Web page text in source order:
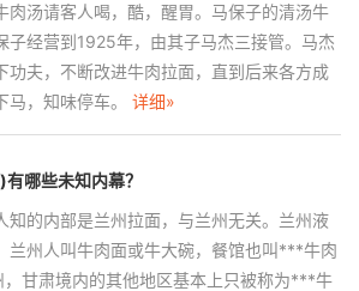
肉汤请客人喝，酷，醒胃。马保子的清汤牛
子经营到1925年，由其子马杰三接管。马杰
功夫，不断改进牛肉拉面，直到后来各方成
马，知味停车。 详细»
哪些未知内幕？
知的内部是兰州拉面，与兰州无关。兰州液
兰州人叫牛肉面或牛大碗，餐馆也叫***牛肉
甘肃境内的其他地区基本上只被称为***牛